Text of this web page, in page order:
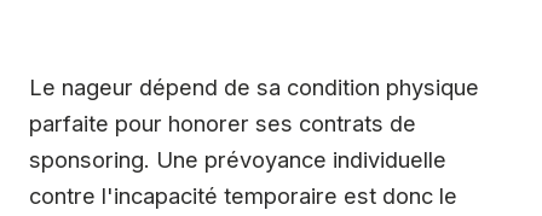
Le nageur dépend de sa condition physique
parfaite pour honorer ses contrats de
sponsoring. Une prévoyance individuelle
contre l'incapacité temporaire est donc le